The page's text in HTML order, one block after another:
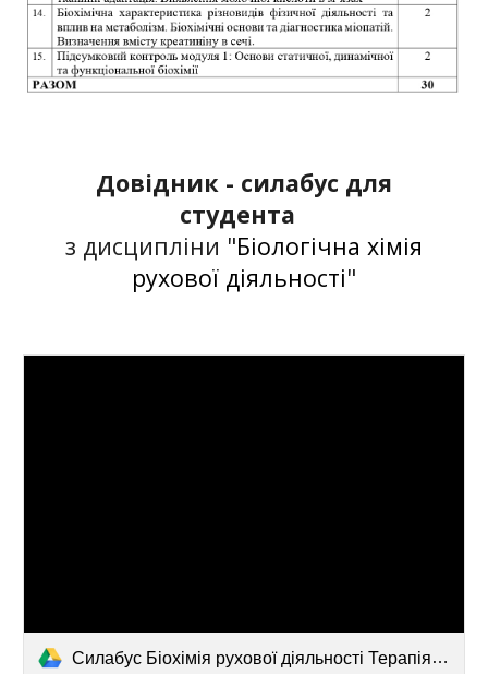
Довідник - силабус для
студента
з дисципліни "Біологічна хімія
рухової діяльності"
Силабус Біохімія рухової діяльності Терапія та реабілітологія 2025.pdf